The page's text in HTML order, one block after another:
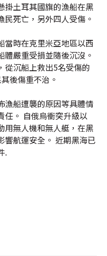
掛土耳其國旗的漁船在黑
死亡，另外四人受傷。
當時在克里米亞地區以西
嚴重受損並隨後沉沒。
從沉船上救出5名受傷的
後傷重不治。
漁船遭襲的原因等具體情
任。 自俄烏衝突升級以
用無人機和無人艇，在黑
響航運安全。 近期黑海已
.